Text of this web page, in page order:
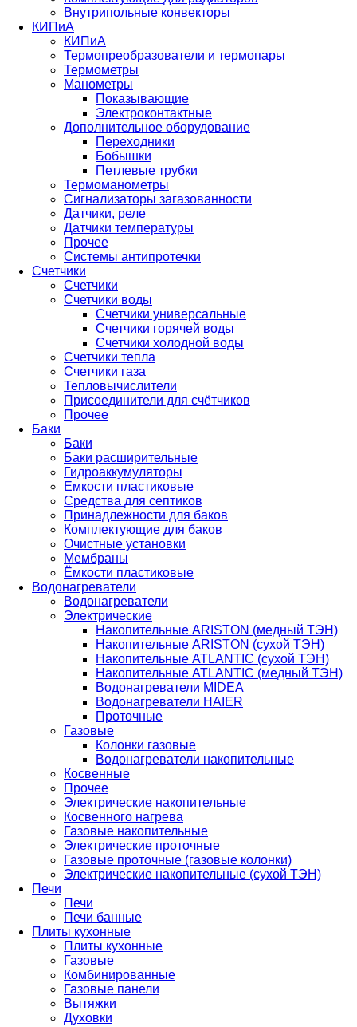
Внутрипольные конвекторы
КИПиА
КИПиА
Термопреобразователи и термопары
Термометры
Манометры
Показывающие
Электроконтактные
Дополнительное оборудование
Переходники
Бобышки
Петлевые трубки
Термоманометры
Сигнализаторы загазованности
Датчики, реле
Датчики температуры
Прочее
Системы антипротечки
Счетчики
Счетчики
Счетчики воды
Счетчики универсальные
Счетчики горячей воды
Счетчики холодной воды
Счетчики тепла
Счетчики газа
Тепловычислители
Присоединители для счётчиков
Прочее
Баки
Баки
Баки расширительные
Гидроаккумуляторы
Емкости пластиковые
Средства для септиков
Принадлежности для баков
Комплектующие для баков
Очистные установки
Мембраны
Ёмкости пластиковые
Водонагреватели
Водонагреватели
Электрические
Накопительные ARISTON (медный ТЭН)
Накопительные ARISTON (сухой ТЭН)
Накопительные ATLANTIC (сухой ТЭН)
Накопительные ATLANTIC (медный ТЭН)
Водонагреватели MIDEA
Водонагреватели HAIER
Проточные
Газовые
Колонки газовые
Водонагреватели накопительные
Косвенные
Прочее
Электрические накопительные
Косвенного нагрева
Газовые накопительные
Электрические проточные
Газовые проточные (газовые колонки)
Электрические накопительные (сухой ТЭН)
Печи
Печи
Печи банные
Плиты кухонные
Плиты кухонные
Газовые
Комбинированные
Газовые панели
Вытяжки
Духовки